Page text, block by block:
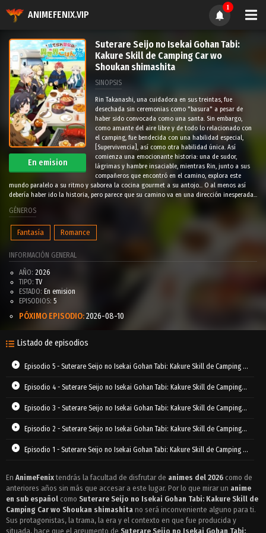
ANIMEFENIX.VIP
1
En emision
Suterare Seijo no Isekai Gohan Tabi:
Kakure Skill de Camping Car wo
Shoukan shimashita
SINOPSIS
Rin Takanashi, una cuidadora en sus treintas, fue
desechada sin ceremonias como "basura" a pesar de
haber sido convocada como una santa. Sin embargo,
como amante del aire libre y de todo lo relacionado con
el camping, fue bendecida con una habilidad especial,
[Supervivencia], así como otra habilidad única. Así
comienza una emocionante historia: una de sudor,
lágrimas y hambre insaciable, mientras Rin, junto a sus
compañeros que encontró en el camino, explora este
mundo paralelo a su ritmo y saborea la cocina gourmet a su antojo... O al menos así
debería haber ido la historia, pero parece que su camino va en una dirección inesperada...
GÉNEROS
Fantasía Romance
INFORMACIÓN GENERAL
AÑO: 2026
TIPO: TV
ESTADO: En emision
EPISODIOS: 5
PÓXIMO EPISODIO:2026-08-10
Listado de episodios
Episodio 5 - Suterare Seijo no Isekai Gohan Tabi: Kakure Skill de Camping Car wo Shoukan shimashita
Episodio 4 - Suterare Seijo no Isekai Gohan Tabi: Kakure Skill de Camping Car wo Shoukan shimashita
Episodio 3 - Suterare Seijo no Isekai Gohan Tabi: Kakure Skill de Camping Car wo Shoukan shimashita
Episodio 2 - Suterare Seijo no Isekai Gohan Tabi: Kakure Skill de Camping Car wo Shoukan shimashita
Episodio 1 - Suterare Seijo no Isekai Gohan Tabi: Kakure Skill de Camping Car wo Shoukan shimashita
En AnimeFenix tendrás la facultad de disfrutar de animes del 2026 como de
anteriores años sin más que accesar a este lugar. Por lo que mirar un anime
en sub español como Suterare Seijo no Isekai Gohan Tabi: Kakure Skill de
Camping Car wo Shoukan shimashita no será inconveniente alguno para ti.
Sus protagonistas, la trama, la era y el contexto en que fue producida y
situada, hace que el argumento de Suterare Seijo no Isekai Gohan Tabi: